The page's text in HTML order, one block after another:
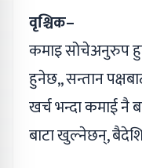
वृश्चिक–
कमाइ सोचेअनुरुप
हुनेछ,, सन्तान
खर्च भन्दा कमाई नै
बाटा खुल्नेछन्,